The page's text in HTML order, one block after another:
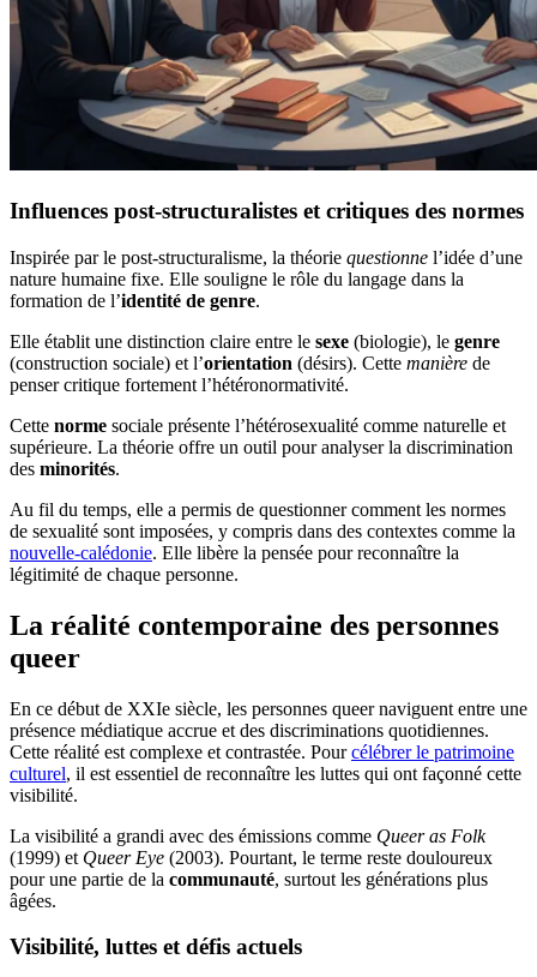
Influences post-structuralistes et critiques des normes
Inspirée par le post-structuralisme, la théorie questionne l’idée d’une
nature humaine fixe. Elle souligne le rôle du langage dans la
formation de l’identité de genre.
Elle établit une distinction claire entre le sexe (biologie), le genre
(construction sociale) et l’orientation (désirs). Cette manière de
penser critique fortement l’hétéronormativité.
Cette norme sociale présente l’hétérosexualité comme naturelle et
supérieure. La théorie offre un outil pour analyser la discrimination
des minorités.
Au fil du temps, elle a permis de questionner comment les normes
de sexualité sont imposées, y compris dans des contextes comme la
nouvelle-calédonie. Elle libère la pensée pour reconnaître la
légitimité de chaque personne.
La réalité contemporaine des personnes
queer
En ce début de XXIe siècle, les personnes queer naviguent entre une
présence médiatique accrue et des discriminations quotidiennes.
Cette réalité est complexe et contrastée. Pourcélébrer le patrimoine
culturel, il est essentiel de reconnaître les luttes qui ont façonné cette
visibilité.
La visibilité a grandi avec des émissions comme Queer as Folk
(1999) et Queer Eye (2003). Pourtant, le terme reste douloureux
pour une partie de la communauté, surtout les générations plus
âgées.
Visibilité, luttes et défis actuels